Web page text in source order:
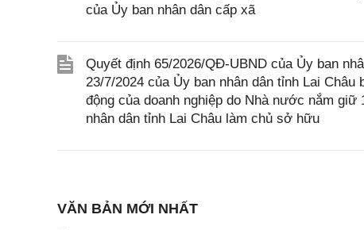
của Ủy ban nhân dân cấp xã
Quyết định 65/2026/QĐ-UBND của Ủy ban
23/7/2024 của Ủy ban nhân dân tỉnh Lai
động của doanh nghiệp do Nhà nước nắm
nhân dân tỉnh Lai Châu làm chủ sở hữu
VĂN BẢN MỚI NHẤT